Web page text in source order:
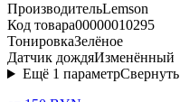
ПроизводительLemson
Код товара00000010295
ТонировкаЗелёное
Датчик дождяИзменённый
Ещё 1 параметрСвернуть